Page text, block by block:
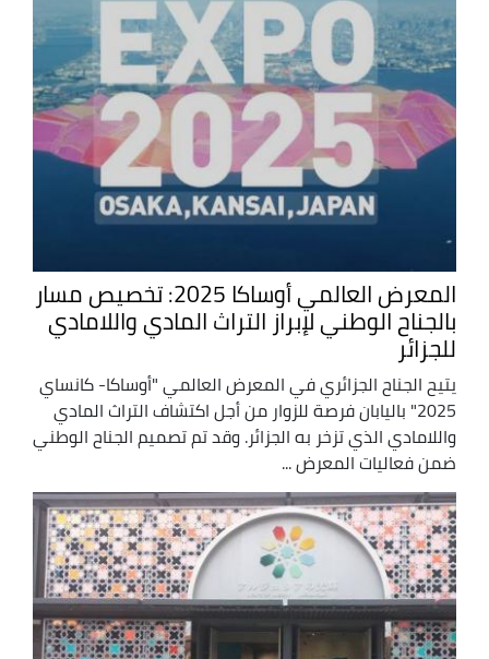
المعرض العالمي أوساكا 2025: تخصيص مسار
بالجناح الوطني لإبراز التراث المادي واللامادي
للجزائر
يتيح الجناح الجزائري في المعرض العالمي "أوساكا- كانساي
2025" باليابان فرصة للزوار من أجل اكتشاف التراث المادي
واللامادي الذي تزخر به الجزائر. وقد تم تصميم الجناح الوطني
ضمن فعاليات المعرض ...